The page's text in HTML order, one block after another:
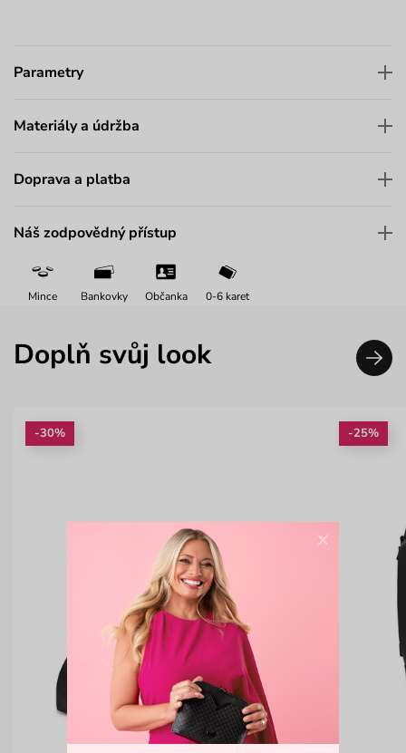
Parametry
Materiály a údržba
Doprava a platba
Náš zodpovědný přístup
Mince Bankovky Občanka 0-6 karet
Doplň svůj look
-30% -25%
×